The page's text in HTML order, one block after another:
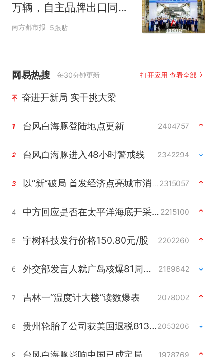
万辆，自主品牌出口同比
增130%
南方都市报 5跟贴
网易热搜 每30分钟更新 打开应用 查看全部
奋进开新局 实干挑大梁
1 台风白海豚登陆地点更新 2404757
2 台风白海豚进入48小时警戒线 2342294
3 以“新”破局 首发经济点亮城市消费活力2315057
4 中方回应是否在太平洋海底开采稀土 2215100
5 宇树科技发行价格150.80元/股 2202260
6 外交部发言人就广岛核爆81周年等答记者问 2189642
7 吉林一“温度计大楼”读数爆表 2078002
8 贵州轮胎子公司获美国退税8136万2053206
9 台风白海豚影响中国已成定局 1978769